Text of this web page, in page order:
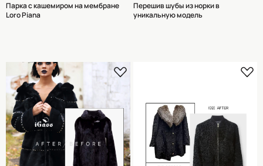
Парка с кашемиром на мембране
Loro Piana
Перешив шубы из норки в
уникальную модель
КЛИЕНТСКАЯ ИНФОРМАЦИЯ
ПОШИВ ШУБ ОПТОМ
ПЕРЕКРОЙ ДО/ПОСЛЕ
МАНИШКИ/ШАРФЫ
СЕРВИС
Доставка и оплата
Пользовательское соглашение
Политика конфиденциальности
ПОЛУЧИТЬ СТОИМОСТЬ
МОСКВА, УЛИЦА ЗЕМЛЯНОЙ ВАЛ,
21/2С1 М.КУРСКАЯ, М.ЧКАЛОВСКАЯ